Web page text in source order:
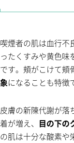
喫煙者の肌は血行不
ったくすみや黄色味
です。頬がこけて頬
象になることも特徴
皮膚の新陳代謝が落
着が増え、 目の下の
の肌は十分な酸素や